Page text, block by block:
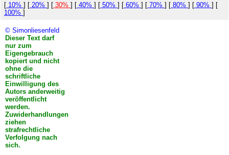
[ 10% ] [ 20% ] [ 30% ] [ 40% ] [ 50% ] [ 60% ] [ 70% ] [ 80% ] [ 90% ] [
100% ]
© Simonliesenfeld
Dieser Text darf
nur zum
Eigengebrauch
kopiert und nicht
ohne die
schriftliche
Einwilligung des
Autors anderweitig
veröffentlicht
werden.
Zuwiderhandlungen
ziehen
strafrechtliche
Verfolgung nach
sich.